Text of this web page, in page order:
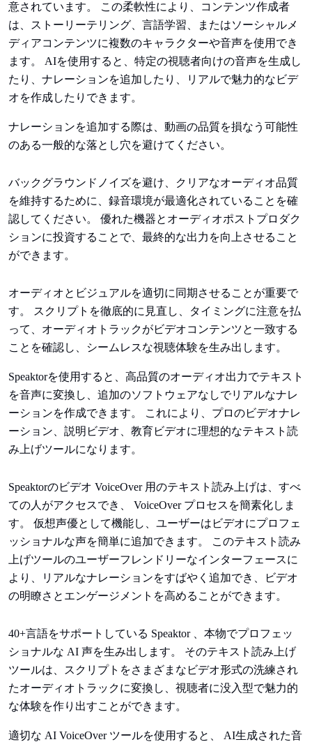
意されています。 この柔軟性により、コンテンツ作成者
は、ストーリーテリング、言語学習、またはソーシャルメ
ディアコンテンツに複数のキャラクターや音声を使用でき
ます。 AIを使用すると、特定の視聴者向けの音声を生成し
たり、ナレーションを追加したり、リアルで魅力的なビデ
オを作成したりできます。
ナレーションを追加する際は、動画の品質を損なう可能性
のある一般的な落とし穴を避けてください。
バックグラウンドノイズを避け、クリアなオーディオ品質
を維持するために、録音環境が最適化されていることを確
認してください。 優れた機器とオーディオポストプロダク
ションに投資することで、最終的な出力を向上させること
ができます。
オーディオとビジュアルを適切に同期させることが重要で
す。 スクリプトを徹底的に見直し、タイミングに注意を払
って、オーディオトラックがビデオコンテンツと一致する
ことを確認し、シームレスな視聴体験を生み出します。
Speaktorを使用すると、高品質のオーディオ出力でテキスト
を音声に変換し、追加のソフトウェアなしでリアルなナレ
ーションを作成できます。 これにより、プロのビデオナレ
ーション、説明ビデオ、教育ビデオに理想的なテキスト読
み上げツールになります。
Speaktorのビデオ VoiceOver 用のテキスト読み上げは、すべ
ての人がアクセスでき、 VoiceOver プロセスを簡素化しま
す。 仮想声優として機能し、ユーザーはビデオにプロフェ
ッショナルな声を簡単に追加できます。 このテキスト読み
上げツールのユーザーフレンドリーなインターフェースに
より、リアルなナレーションをすばやく追加でき、ビデオ
の明瞭さとエンゲージメントを高めることができます。
40+言語をサポートしている Speaktor 、本物でプロフェッ
ショナルな AI 声を生み出します。 そのテキスト読み上げ
ツールは、スクリプトをさまざまなビデオ形式の洗練され
たオーディオトラックに変換し、視聴者に没入型で魅力的
な体験を作り出すことができます。
適切な AI VoiceOver ツールを使用すると、 AI生成された音